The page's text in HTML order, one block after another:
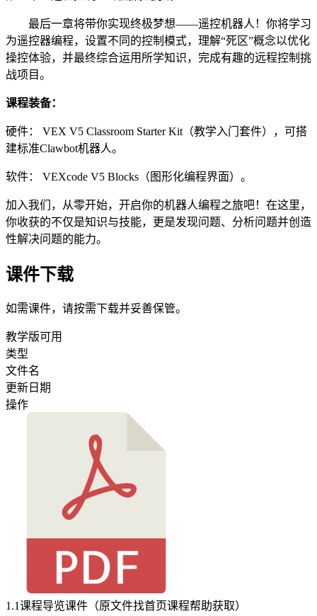
最后一章将带你实现终极梦想——遥控机器人！你将学习
为遥控器编程，设置不同的控制模式，理解“死区”概念以优化
操控体验，并最终综合运用所学知识，完成有趣的远程控制挑
战项目。
课程装备：
硬件： VEX V5 Classroom Starter Kit（教学入门套件），可搭
建标准Clawbot机器人。
软件： VEXcode V5 Blocks（图形化编程界面）。
加入我们，从零开始，开启你的机器人编程之旅吧！在这里，
你收获的不仅是知识与技能，更是发现问题、分析问题并创造
性解决问题的能力。
课件下载
如需课件，请按需下载并妥善保管。
教学版可用
类型
文件名
更新日期
操作
1.1课程导览课件（原文件找首页课程帮助获取）